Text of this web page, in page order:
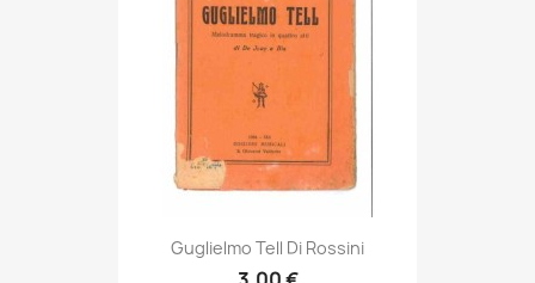
Guglielmo Tell Di Rossini